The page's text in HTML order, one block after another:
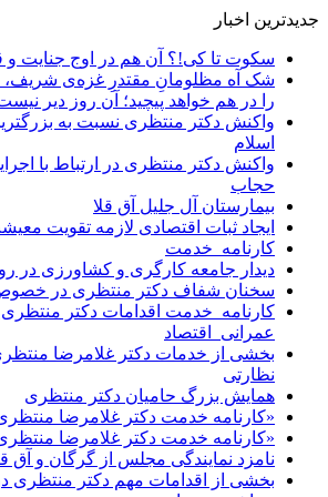
جدیدترین اخبار
سکوت تا کی!؟ آن هم در اوج جنایت
شک آه مظلومانِ مقتدرِ غزه‌ی شریف،
را در هم خواهد پیچید؛ آن روز دیر
واکنش دکتر منتظری نسبت به
اسلام
واکنش دکتر منتظری در ارتباط با
حجاب
بیمارستان آل جلیل آق قلا
ایجاد ثبات اقتصادی لازمه تقویت
کارنامه_خدمت
دیدار جامعه کارگری و کشاورزی در
سخنان شفاف دکتر منتظری در خصوص
کارنامه_خدمت اقدامات دکتر
عمرانی_اقتصاد
بخشی از خدمات دکتر غلامرضا
نظارتی
همایش بزرگ حامیان دکتر منتظری
«کارنامه خدمت دکتر غلامرضا
«کارنامه خدمت دکتر غلامرضا
نامزد نمایندگی مجلس از گرگان و آق
بخشی از اقدامات مهم دکتر منتظری